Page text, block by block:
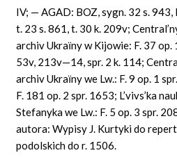
IV; — AGAD: BOZ, sygn. 32 s.
t. 23 s. 861, t. 30 k. 209v;
archiv Ukraїny w Kijowie: F. 37 op.
53v, 213v—14, spr. 2 k. 114;
archiv Ukraїny we Lw.: F. 9 op. 1
F. 181 op. 2 spr. 1653; L’vivs’ka
Stefanyka we Lw.: F. 5 op. 3 spr.
autora: Wypisy J. Kurtyki do
podolskich do r. 1506.